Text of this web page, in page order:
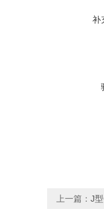
补
上一篇： J